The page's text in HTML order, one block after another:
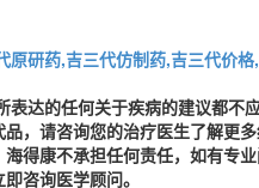
原研药,吉三代仿制药,吉三代价
表达的任何关于疾病的建议都不
，请咨询您的治疗医生了解更
得康不承担任何责任，如有专
咨询医学顾问。